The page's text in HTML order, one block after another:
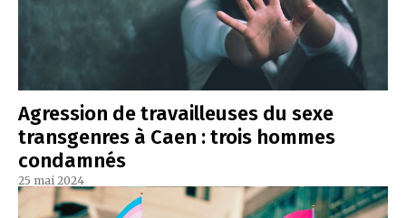
Agression de travailleuses du sexe
transgenres à Caen : trois hommes
condamnés
25 mai 2024